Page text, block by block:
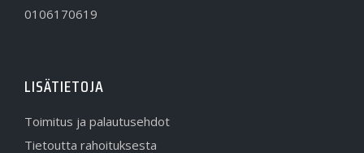
0106170619
LISÄTIETOJA
Toimitus ja palautusehdot
Tietoutta rahoituksesta